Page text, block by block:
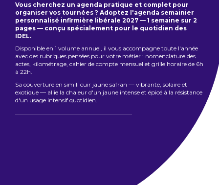
Vous cherchez un agenda pratique et complet pour
organiser vos tournées ? Adoptez l'agenda semainier
personnalisé infirmière libérale 2027 — 1 semaine sur 2
pages — conçu spécialement pour le quotidien des
IDEL.
Disponible en 1 volume annuel, il vous accompagne toute l'année
avec des rubriques pensées pour votre métier : nomenclature des
actes, kilométrage, cahier de compte mensuel et grille horaire de 6h
à 22h.
Sa couverture en simili cuir jaune safran — vibrante, solaire et
exotique — allie la chaleur d'un jaune intense et épicé à la résistance
d'un usage intensif quotidien.